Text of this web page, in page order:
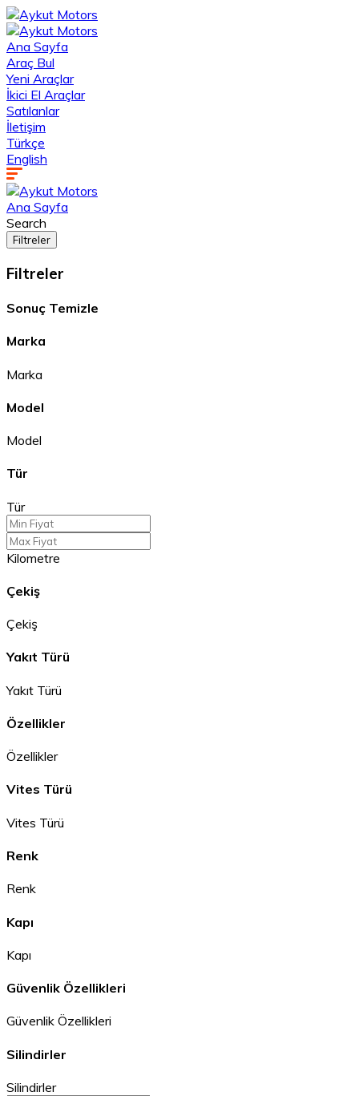
Ana Sayfa
Araç Bul
Yeni Araçlar
İkici El Araçlar
Satılanlar
İletişim
Türkçe
English
Ana Sayfa
Search
Filtreler
Filtreler
Sonuç Temizle
Marka
Marka
Model
Model
Tür
Tür
Kilometre
Çekiş
Çekiş
Yakıt Türü
Yakıt Türü
Özellikler
Özellikler
Vites Türü
Vites Türü
Renk
Renk
Kapı
Kapı
Güvenlik Özellikleri
Güvenlik Özellikleri
Silindirler
Silindirler